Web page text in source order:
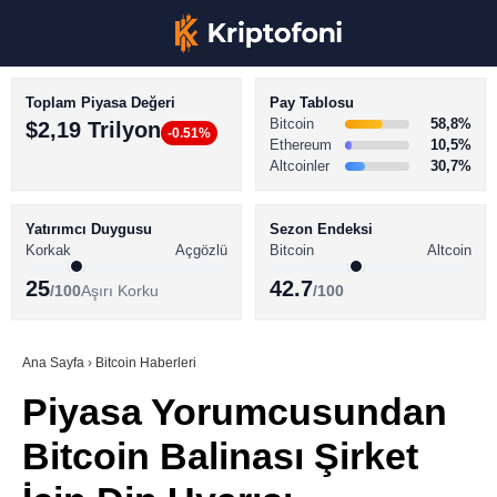
Youtube
TikTok
BİTCOİN HABERLERİ
ALTCOİN HABERLERİ
SÖZLÜK
Toplam Piyasa Değeri
$2,19 Trilyon -0.51%
Pay Tablosu
Bitcoin
58,8%
Ethereum
10,5%
Altcoinler
30,7%
Yatırımcı Duygusu
Korkak
Açgözlü
25/100Aşırı Korku
Sezon Endeksi
Bitcoin
Altcoin
42.7/100
Ana Sayfa › Bitcoin Haberleri
Piyasa Yorumcusundan
Bitcoin Balinası Şirket